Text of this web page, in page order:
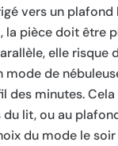
vers un
la pièce doit être
elle
mode de
des minutes.
lit, ou au
du mode le